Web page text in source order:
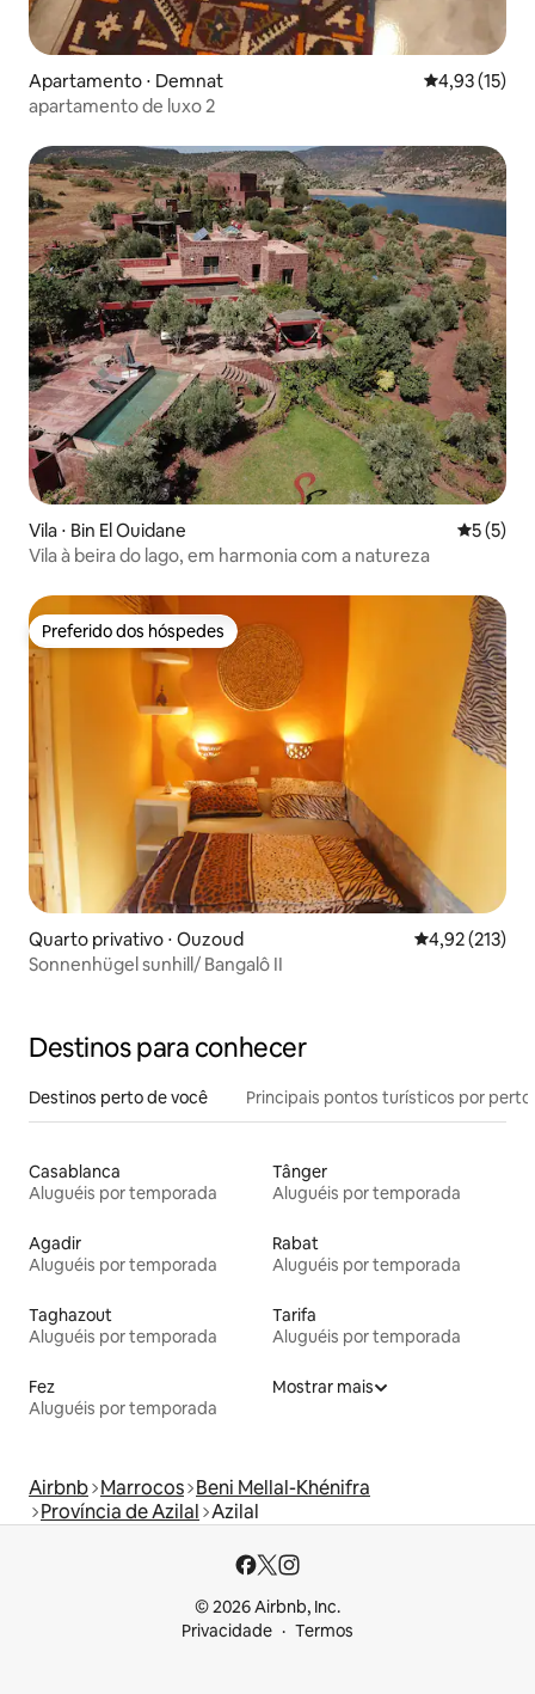
Apartamento ⋅ Demnat 4,93 de uma
4,93 (15)
apartamento de luxo 2
Vila ⋅ Bin El Ouidane 5 de
5 (5)
Vila à beira do lago, em harmonia com a natureza
Preferido dos hóspedes
Preferido dos hóspedes
Quarto privativo ⋅ Ouzoud 4,92 de uma
4,92 (213)
Sonnenhügel sunhill/ Bangalô II
Destinos para conhecer
Destinos perto de você Principais pontos turísticos por perto
Casablanca
Aluguéis por temporada
Tânger
Aluguéis por temporada
Agadir
Aluguéis por temporada
Rabat
Aluguéis por temporada
Taghazout
Aluguéis por temporada
Tarifa
Aluguéis por temporada
Fez
Aluguéis por temporada
Mostrar mais
Airbnb Marrocos Beni Mellal-Khénifra
Província de Azilal Azilal
© 2026 Airbnb, Inc.
Privacidade
Termos